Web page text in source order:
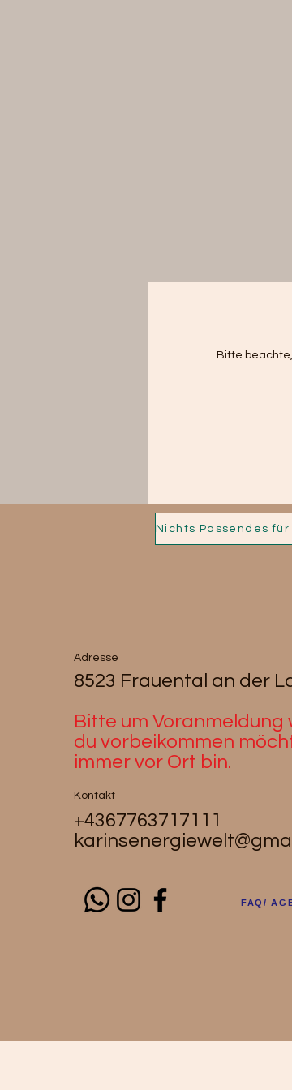
Bitte
Adresse
8523 Frauental an der
Bitte um Voranmeldung
du vorbeikommen
immer vor Ort bin.
Kontakt
+4367763717111
FAQ/